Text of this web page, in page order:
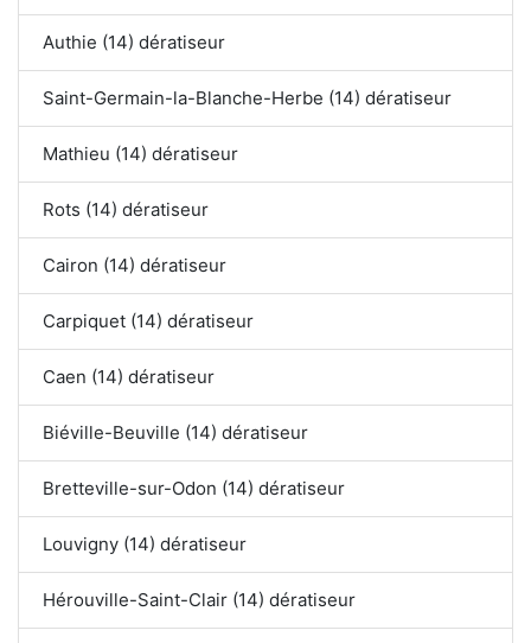
Authie (14) dératiseur
Saint-Germain-la-Blanche-Herbe (14) dératiseur
Mathieu (14) dératiseur
Rots (14) dératiseur
Cairon (14) dératiseur
Carpiquet (14) dératiseur
Caen (14) dératiseur
Biéville-Beuville (14) dératiseur
Bretteville-sur-Odon (14) dératiseur
Louvigny (14) dératiseur
Hérouville-Saint-Clair (14) dératiseur